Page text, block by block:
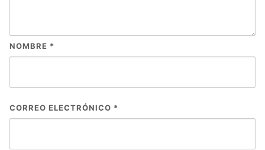
NOMBRE *
CORREO ELECTRÓNICO *